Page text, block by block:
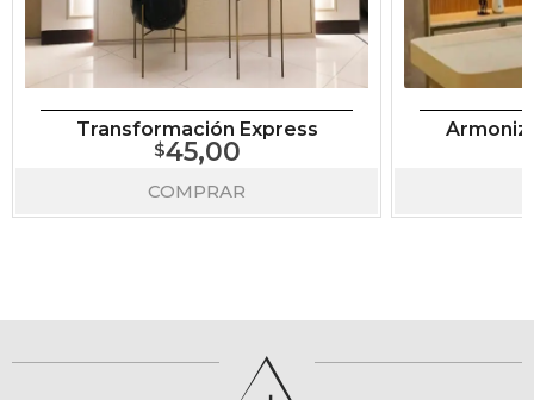
Transformación Express
45,00
COMPRAR